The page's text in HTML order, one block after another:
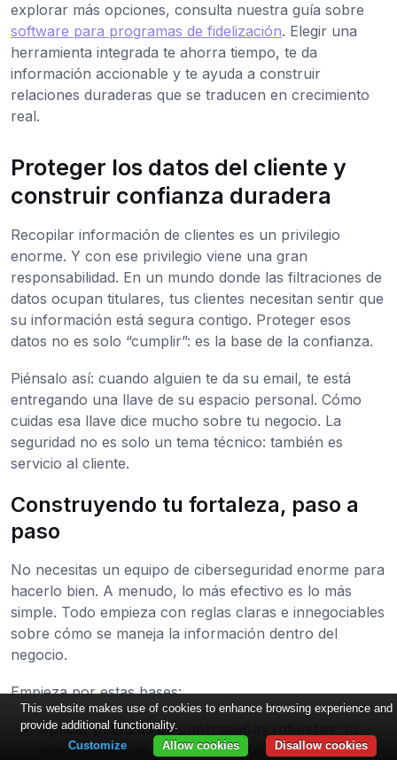
explorar más opciones, consulta nuestra guía sobre
software para programas de fidelización. Elegir una
herramienta integrada te ahorra tiempo, te da
información accionable y te ayuda a construir
relaciones duraderas que se traducen en crecimiento
real.
Proteger los datos del cliente y
construir confianza duradera
Recopilar información de clientes es un privilegio
enorme. Y con ese privilegio viene una gran
responsabilidad. En un mundo donde las filtraciones de
datos ocupan titulares, tus clientes necesitan sentir que
su información está segura contigo. Proteger esos
datos no es solo “cumplir”: es la base de la confianza.
Piénsalo así: cuando alguien te da su email, te está
entregando una llave de su espacio personal. Cómo
cuidas esa llave dice mucho sobre tu negocio. La
seguridad no es solo un tema técnico: también es
servicio al cliente.
Construyendo tu fortaleza, paso a
paso
No necesitas un equipo de ciberseguridad enorme para
hacerlo bien. A menudo, lo más efectivo es lo más
simple. Todo empieza con reglas claras e innegociables
sobre cómo se maneja la información dentro del
negocio.
Empieza por estas bases:
Aplicar políticas de contraseñas robustas:
primera línea de defensa. Asegúrate de que el
This website makes use of cookies to enhance browsing experience and
provide additional functionality.
Disallow cookies
Allow cookies
Customize